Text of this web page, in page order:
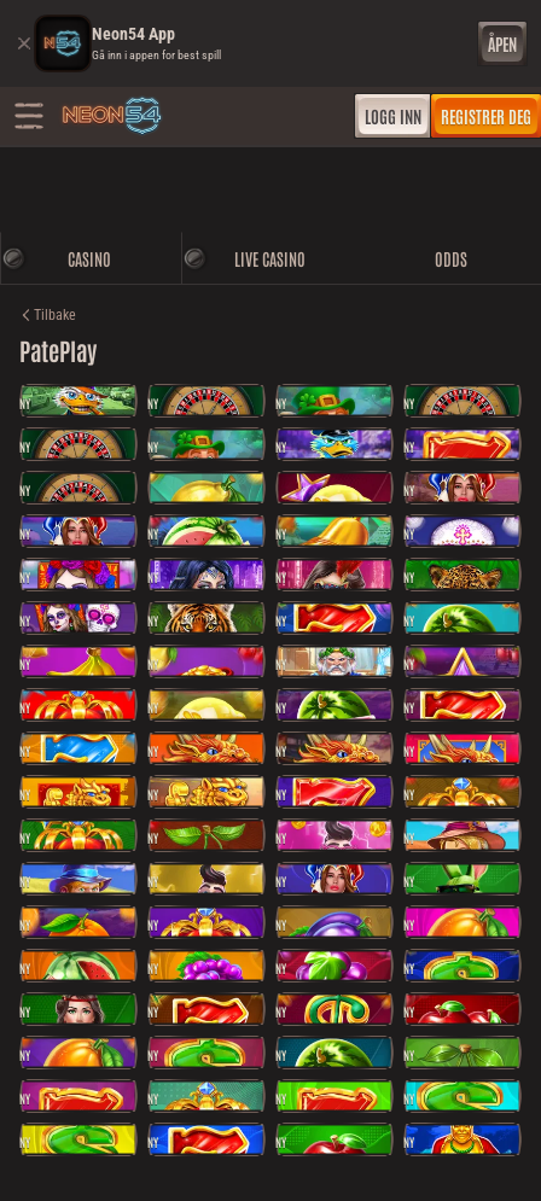
Neon54 App
Gå inn i appen for best spill
ÅPEN
LOGG INN REGISTRER DEG
CASINO LIVE CASINO ODDS
Tilbake
PatePlay
NY NY NY NY
NY NY NY NY
NY NY
NY NY NY NY
NY NY NY NY
NY NY NY NY
NY NY NY NY
NY NY NY NY
NY NY NY NY
NY NY NY NY
NY NY NY NY
NY NY NY NY
NY NY NY NY
NY NY NY NY
NY NY NY NY
NY NY NY NY
NY NY NY NY
NY NY NY NY